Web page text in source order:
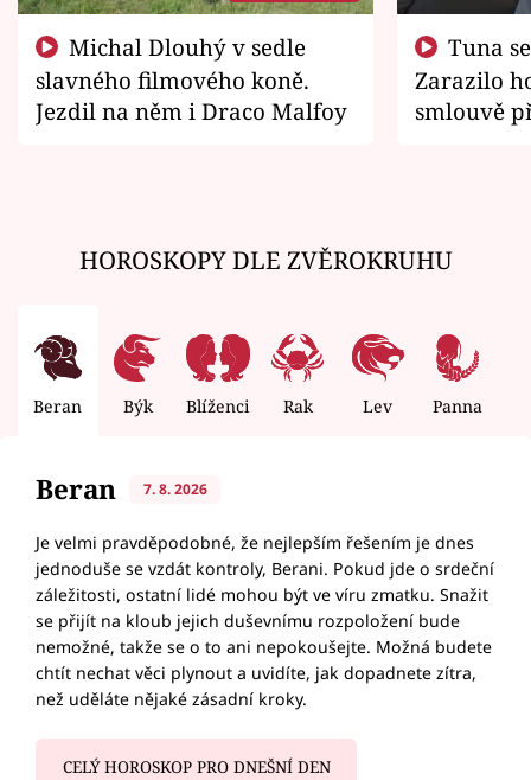
slavného filmového koně.
Jezdil na něm i Draco Malfoy
Zarazilo
smlouvě
HOROSKOPY DLE ZVĚROKRUHU
Beran Býk Blíženci Rak Lev Panna
Beran 7. 8. 2026
Je velmi pravděpodobné, že nejlepším řešením je dnes
jednoduše se vzdát kontroly, Berani. Pokud jde o srdeční
záležitosti, ostatní lidé mohou být ve víru zmatku. Snažit
se přijít na kloub jejich duševnímu rozpoložení bude
nemožné, takže se o to ani nepokoušejte. Možná budete
chtít nechat věci plynout a uvidíte, jak dopadnete zítra,
než uděláte nějaké zásadní kroky.
CELÝ HOROSKOP PRO DNEŠNÍ DEN